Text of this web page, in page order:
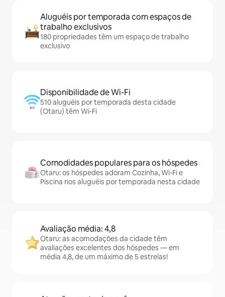
Aluguéis por temporada com espaços de
trabalho exclusivos
180 propriedades têm um espaço de trabalho
exclusivo
Disponibilidade de Wi-Fi
510 aluguéis por temporada desta cidade
(Otaru) têm Wi-Fi
Comodidades populares para os hóspedes
Otaru: os hóspedes adoram Cozinha, Wi-Fi e
Piscina nos aluguéis por temporada nesta cidade
Avaliação média: 4,8
Otaru: as acomodações da cidade têm
avaliações excelentes dos hóspedes — em
média 4,8, de um máximo de 5 estrelas!